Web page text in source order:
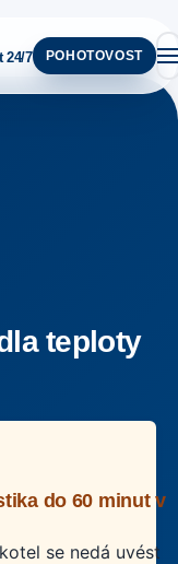
24/7 POHOTOVOST
teploty
do 60 minut v
se nedá uvést